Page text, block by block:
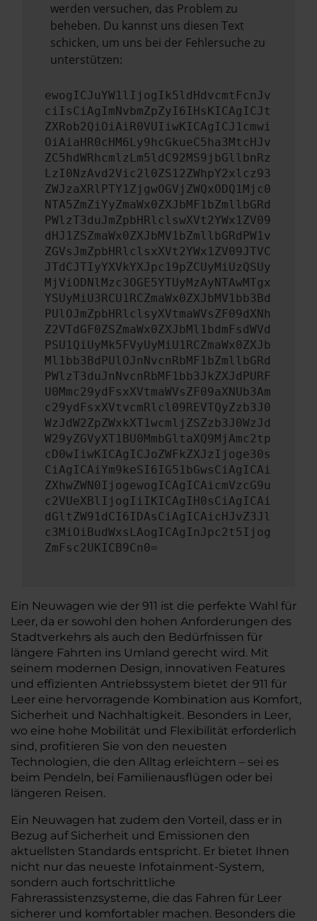
werden versuchen, das Problem zu
beheben. Du kannst uns diesen Text
schicken, um uns bei der Fehlersuche zu
unterstützen:
ewogICJuYW1lIjogIk5ldHdvcmtFcnJv
ciIsCiAgImNvbmZpZyI6IHsKICAgICJt
ZXRob2QiOiAiR0VUIiwKICAgICJ1cmwi
OiAiaHR0cHM6Ly9hcGkueC5ha3MtcHJv
ZC5hdWRhcmlzLm5ldC92MS9jbGllbnRz
LzI0NzAvd2Vic2l0ZS12ZWhpY2xlcz93
ZWJzaXRlPTY1ZjgwOGVjZWQxODQ1Mjc0
NTA5ZmZiYyZmaWx0ZXJbMF1bZmllbGRd
PWlzT3duJmZpbHRlclswXVt2YWx1ZV09
dHJ1ZSZmaWx0ZXJbMV1bZmllbGRdPW1v
ZGVsJmZpbHRlclsxXVt2YWx1ZV09JTVC
JTdCJTIyYXVkYXJpc19pZCUyMiUzQSUy
MjViODNlMzc3OGE5YTUyMzAyNTAwMTgx
YSUyMiU3RCU1RCZmaWx0ZXJbMV1bb3Bd
PUlOJmZpbHRlclsyXVtmaWVsZF09dXNh
Z2VTdGF0ZSZmaWx0ZXJbMl1bdmFsdWVd
PSU1QiUyMk5FVyUyMiU1RCZmaWx0ZXJb
Ml1bb3BdPUlOJnNvcnRbMF1bZmllbGRd
PWlzT3duJnNvcnRbMF1bb3JkZXJdPURF
U0Mmc29ydFsxXVtmaWVsZF09aXNUb3Am
c29ydFsxXVtvcmRlcl09REVTQyZzb3J0
WzJdW2ZpZWxkXT1wcmljZSZzb3J0WzJd
W29yZGVyXT1BU0MmbGltaXQ9MjAmc2tp
cD0wIiwKICAgICJoZWFkZXJzIjoge30s
CiAgICAiYm9keSI6IG51bGwsCiAgICAi
ZXhwZWN0IjogewogICAgICAicmVzcG9u
c2VUeXBlIjogIiIKICAgIH0sCiAgICAi
dGltZW91dCI6IDAsCiAgICAicHJvZ3Jl
c3MiOiBudWxsLAogICAgInJpc2t5Ijog
ZmFsc2UKICB9Cn0=
Ein Neuwagen wie der 911 ist die perfekte Wahl für
Leer, da er sowohl den hohen Anforderungen des
Stadtverkehrs als auch den Bedürfnissen für
längere Fahrten ins Umland gerecht wird. Mit
seinem modernen Design, innovativen Features
und effizienten Antriebssystem bietet der 911 für
Leer eine hervorragende Kombination aus Komfort,
Sicherheit und Nachhaltigkeit. Besonders in Leer,
wo eine hohe Mobilität und Flexibilität erforderlich
sind, profitieren Sie von den neuesten
Technologien, die den Alltag erleichtern – sei es
beim Pendeln, bei Familienausflügen oder bei
längeren Reisen.
Ein Neuwagen hat zudem den Vorteil, dass er in
Bezug auf Sicherheit und Emissionen den
aktuellsten Standards entspricht. Er bietet Ihnen
nicht nur das neueste Infotainment-System,
sondern auch fortschrittliche
Fahrerassistenzsysteme, die das Fahren für Leer
sicherer und komfortabler machen. Besonders die